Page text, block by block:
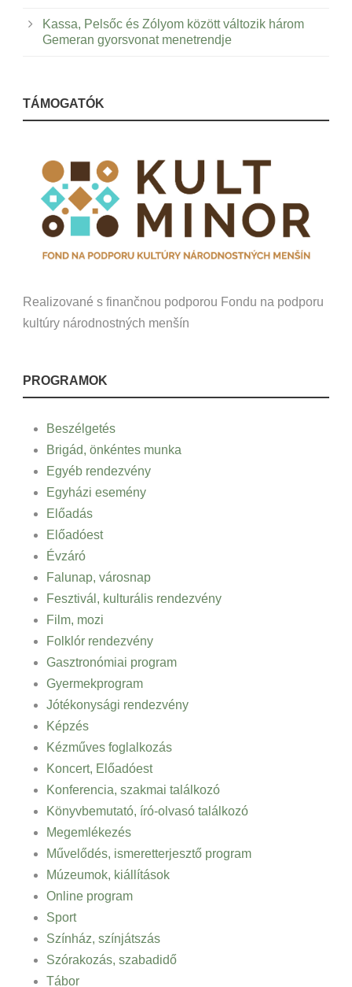
Kassa, Pelsőc és Zólyom között változik három
Gemeran gyorsvonat menetrendje
TÁMOGATÓK
Realizované s finančnou podporou Fondu na podporu
kultúry národnostných menšín
PROGRAMOK
Beszélgetés
Brigád, önkéntes munka
Egyéb rendezvény
Egyházi esemény
Előadás
Előadóest
Évzáró
Falunap, városnap
Fesztivál, kulturális rendezvény
Film, mozi
Folklór rendezvény
Gasztronómiai program
Gyermekprogram
Jótékonysági rendezvény
Képzés
Kézműves foglalkozás
Koncert, Előadóest
Konferencia, szakmai találkozó
Könyvbemutató, író-olvasó találkozó
Megemlékezés
Művelődés, ismeretterjesztő program
Múzeumok, kiállítások
Online program
Sport
Színház, színjátszás
Szórakozás, szabadidő
Tábor